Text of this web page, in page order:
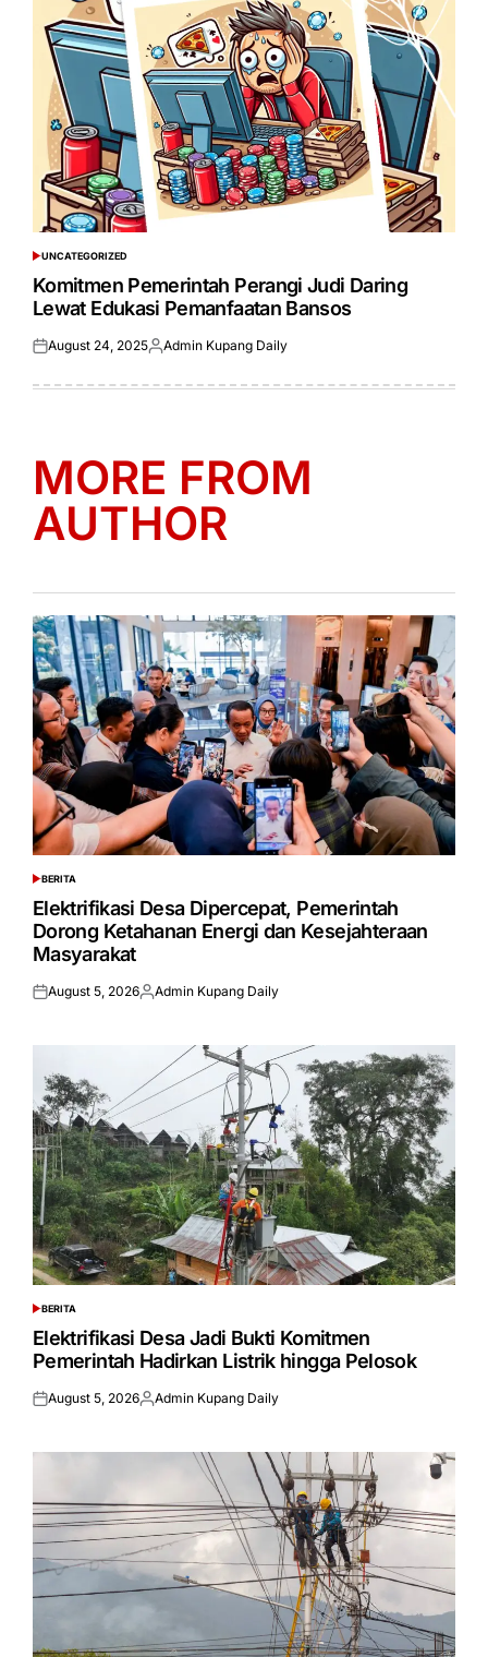
POSTED
IN
UNCATEGORIZED
Komitmen Pemerintah Perangi Judi Daring
Lewat Edukasi Pemanfaatan Bansos
Posted
August 24, 2025Posted
Admin Kupang Daily
MORE FROM
AUTHOR
POSTED
IN
BERITA
Elektrifikasi Desa Dipercepat, Pemerintah
Dorong Ketahanan Energi dan Kesejahteraan
Masyarakat
Posted
August 5, 2026Posted
Admin Kupang Daily
POSTED
IN
BERITA
Elektrifikasi Desa Jadi Bukti Komitmen
Pemerintah Hadirkan Listrik hingga Pelosok
Posted
August 5, 2026Posted
Admin Kupang Daily